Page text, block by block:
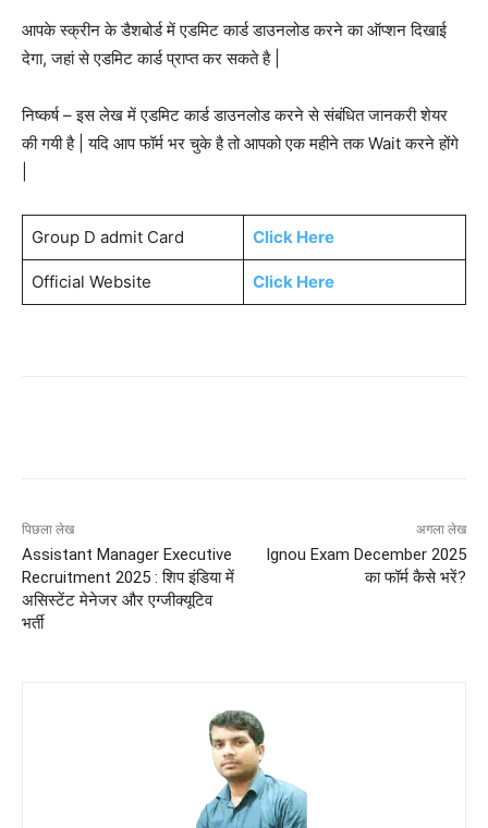
आपके स्क्रीन के डैशबोर्ड में एडमिट कार्ड डाउनलोड करने का ऑप्शन दिखाई
देगा, जहां से एडमिट कार्ड प्राप्त कर सकते है |
निष्कर्ष – इस लेख में एडमिट कार्ड डाउनलोड करने से संबंधित जानकरी शेयर
की गयी है | यदि आप फॉर्म भर चुके है तो आपको एक महीने तक Wait करने होंगे
Group D admit Card Click Here
Official Website Click Here
पिछला लेख
Assistant Manager Executive
Recruitment 2025 : शिप इंडिया में
असिस्टेंट मेनेजर और एग्जीक्यूटिव
भर्ती
अगला लेख
Ignou Exam December 2025
का फॉर्म कैसे भरें?